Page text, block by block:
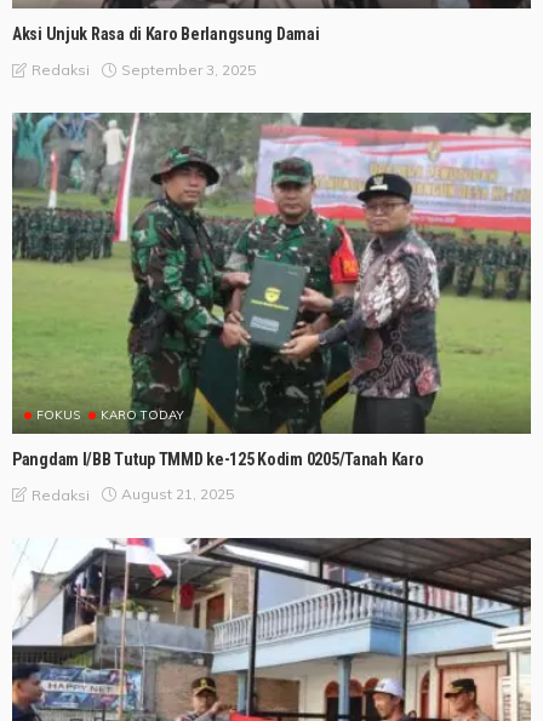
Aksi Unjuk Rasa di Karo Berlangsung Damai
Redaksi September 3, 2025
FOKUS KARO TODAY
Pangdam I/BB Tutup TMMD ke-125 Kodim 0205/Tanah Karo
Redaksi August 21, 2025